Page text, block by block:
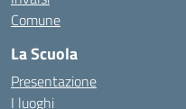
Comune
La Scuola
Presentazione
I luoghi